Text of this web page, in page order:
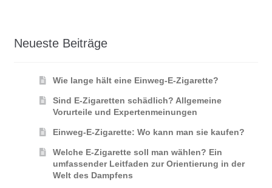
Neueste Beiträge
Wie lange hält eine Einweg-E-Zigarette?
Sind E-Zigaretten schädlich? Allgemeine
Vorurteile und Expertenmeinungen
Einweg-E-Zigarette: Wo kann man sie kaufen?
Welche E-Zigarette soll man wählen? Ein
umfassender Leitfaden zur Orientierung in der
Welt des Dampfens